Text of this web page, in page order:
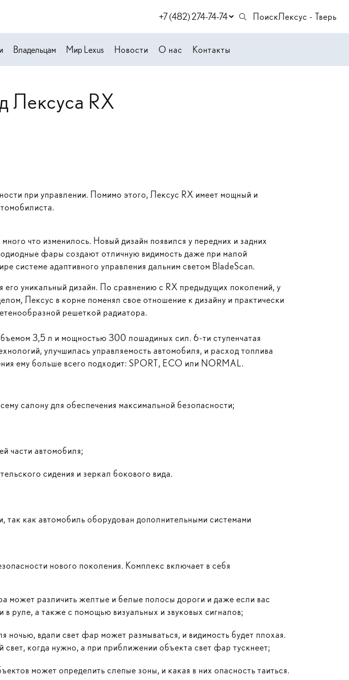
+7 (482) 274-74-74 ПоискЛексус - Тверь
Владельцам Мир Lexus Новости О нас Контакты
Лексуса RX
при управлении. Помимо этого, Лексус RX имеет мощный и
что изменилось. Новый дизайн появился у передних и задних
фары создают отличную видимость даже при малой
системе адаптивного управления дальним светом BladeScan.
уникальный дизайн. По сравнению с RX предыдущих поколений, у
Лексус в корне поменял свое отношение к дизайну и практически
решеткой радиатора.
3,5 л и мощностью 300 лошадиных сил. 6-ти ступенчатая
улучшилась управляемость автомобиля, и расход топлива
ему больше всего подходит: SPORT, ECO или NORMAL.
салону для обеспечения максимальной безопасности;
части автомобиля;
сидения и зеркал бокового вида.
так как автомобиль оборудован дополнительными системами
нового поколения. Комплекс включает в себя
может различить желтые и белые полосы дороги и даже если вас
руле, а также с помощью визуальных и звуковых сигналов;
ночью, вдали свет фар может размываться, и видимость будет плохая.
свет, когда нужно, а при приближении объекта свет фар тускнеет;
может определить слепые зоны, и какая в них опасность таиться.